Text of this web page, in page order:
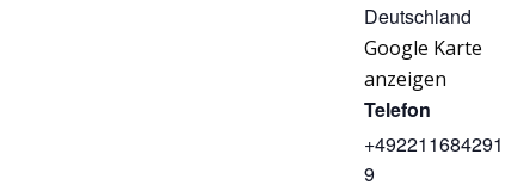
Deutschland
Google Karte
anzeigen
Telefon
+492211684291
9